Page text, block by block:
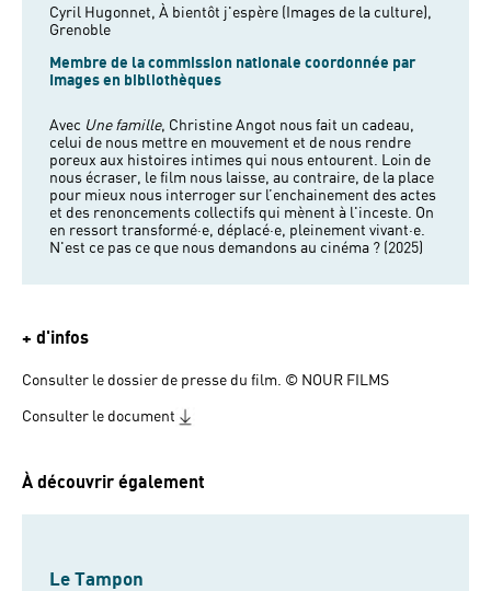
Cyril Hugonnet, À bientôt j'espère (Images de la culture),
Grenoble
Membre de la commission nationale coordonnée par
Images en bibliothèques
Avec Une famille, Christine Angot nous fait un cadeau,
celui de nous mettre en mouvement et de nous rendre
poreux aux histoires intimes qui nous entourent. Loin de
nous écraser, le film nous laisse, au contraire, de la place
pour mieux nous interroger sur l’enchainement des actes
et des renoncements collectifs qui mènent à l'inceste. On
en ressort transformé·e, déplacé·e, pleinement vivant·e.
N'est ce pas ce que nous demandons au cinéma ? (2025)
+ d'infos
Consulter le dossier de presse du film. © NOUR FILMS
Consulter le document
À découvrir également
Le Tampon